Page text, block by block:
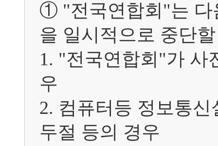
① "전국연합회"는 다
을 일시적으로 중단
1. "전국연합회"가 사
우
2. 컴퓨터등 정보통
두절 등의 경우